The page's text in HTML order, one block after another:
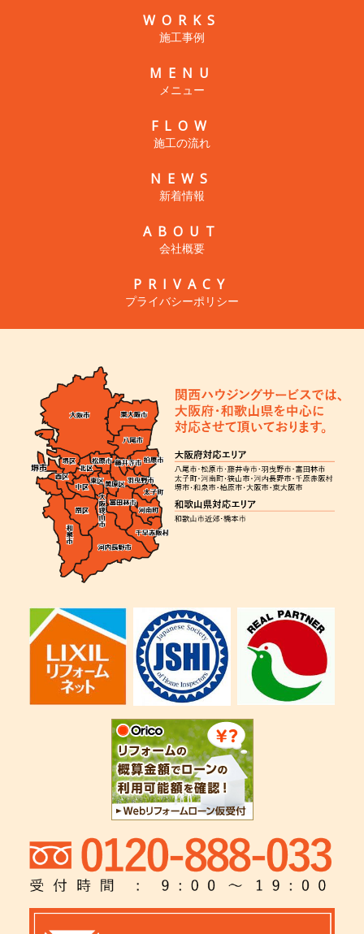
WORKS
施工事例
MENU
メニュー
FLOW
施工の流れ
NEWS
新着情報
ABOUT
会社概要
PRIVACY
プライバシーポリシー